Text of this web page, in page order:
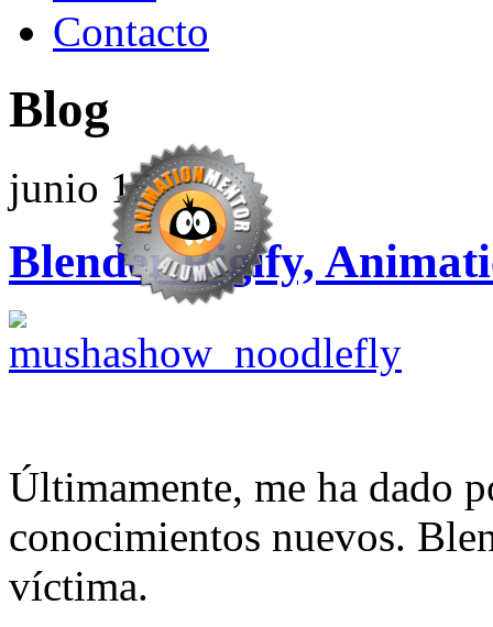
Contacto
Blog
junio 15
Blender Rigify,
Últimamente, me ha dado
conocimientos nuevos.
víctima.